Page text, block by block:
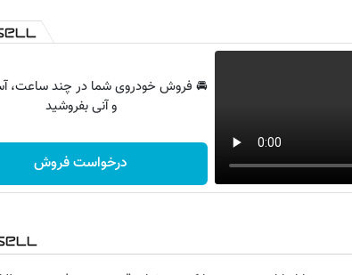
🚘 فروش خودروی شما در چند ساعت،
و آنی بفروشید
درخواست فروش